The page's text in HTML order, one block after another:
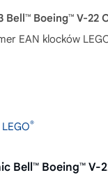
Bell™ Boeing™ V-22
EAN klocków
®
Bell™ Boeing™ V-